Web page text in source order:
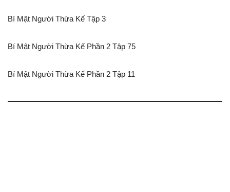
Bí Mật Người Thừa Kế Tập 3
Bí Mật Người Thừa Kế Phần 2 Tập 75
Bí Mật Người Thừa Kế Phần 2 Tập 11